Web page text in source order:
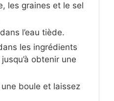
les graines et le sel
l’eau tiède.
les ingrédients
obtenir une
boule et laissez